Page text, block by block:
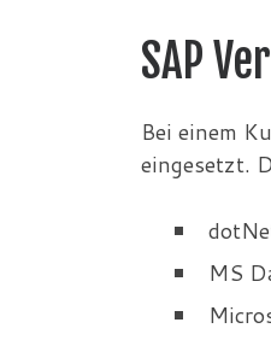
SAP
Bei einem
eingesetzt.
MS